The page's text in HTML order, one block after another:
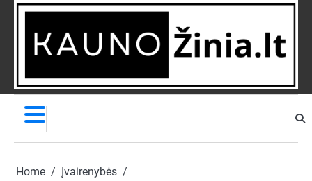
Skip
NAUJIENĄ
Home
Įvairenybės